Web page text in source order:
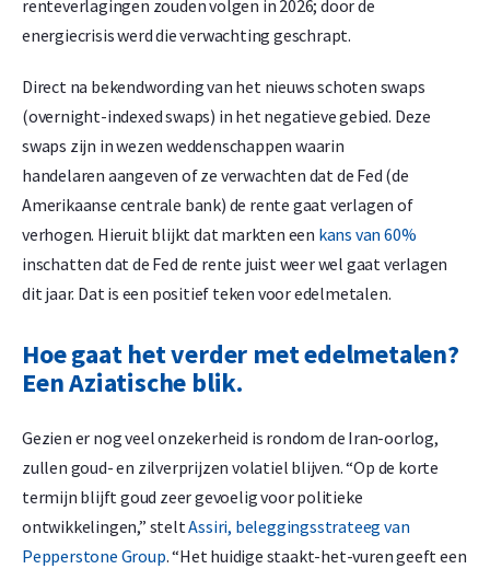
renteverlagingen zouden volgen in 2026; door de
energiecrisis werd die verwachting geschrapt.
Direct na bekendwording van het nieuws schoten swaps
(overnight-indexed swaps) in het negatieve gebied. Deze
swaps zijn in wezen weddenschappen waarin
handelaren aangeven of ze verwachten dat de Fed (de
Amerikaanse centrale bank) de rente gaat verlagen of
verhogen. Hieruit blijkt dat markten een kans van 60%
inschatten dat de Fed de rente juist weer wel gaat verlagen
dit jaar. Dat is een positief teken voor edelmetalen.
Hoe gaat het verder met edelmetalen?
Een Aziatische blik.
Gezien er nog veel onzekerheid is rondom de Iran-oorlog,
zullen goud- en zilverprijzen volatiel blijven. “Op de korte
termijn blijft goud zeer gevoelig voor politieke
ontwikkelingen,” steltAssiri, beleggingsstrateeg van
Pepperstone Group. “Het huidige staakt-het-vuren geeft een